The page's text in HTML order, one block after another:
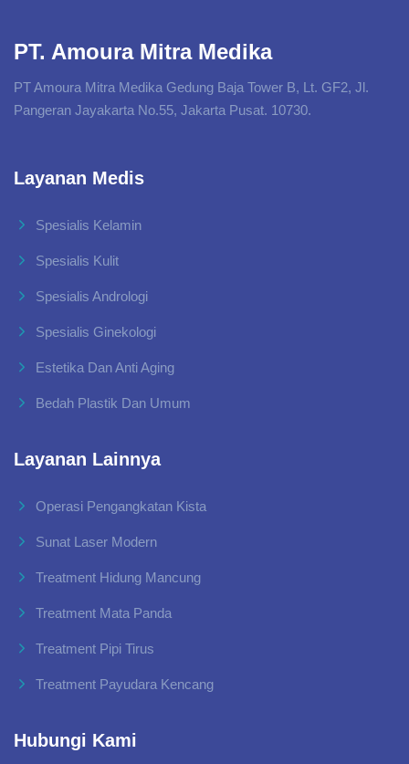
PT. Amoura Mitra Medika
PT Amoura Mitra Medika Gedung Baja Tower B, Lt. GF2, Jl.
Pangeran Jayakarta No.55, Jakarta Pusat. 10730.
Layanan Medis
Spesialis Kelamin
Spesialis Kulit
Spesialis Andrologi
Spesialis Ginekologi
Estetika Dan Anti Aging
Bedah Plastik Dan Umum
Layanan Lainnya
Operasi Pengangkatan Kista
Sunat Laser Modern
Treatment Hidung Mancung
Treatment Mata Panda
Treatment Pipi Tirus
Treatment Payudara Kencang
Hubungi Kami